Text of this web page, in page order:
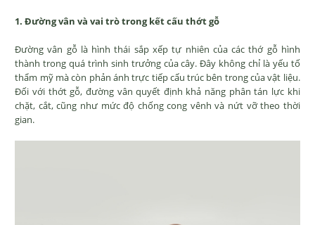
1. Đường vân và vai trò trong kết cấu thớt gỗ
Đường vân gỗ là hình thái sắp xếp tự nhiên của các thớ gỗ hình
thành trong quá trình sinh trưởng của cây. Đây không chỉ là yếu tố
thẩm mỹ mà còn phản ánh trực tiếp cấu trúc bên trong của vật liệu.
Đối với thớt gỗ, đường vân quyết định khả năng phân tán lực khi
chặt, cắt, cũng như mức độ chống cong vênh và nứt vỡ theo thời
gian.